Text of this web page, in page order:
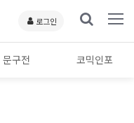
로그인
문구전 코믹인포